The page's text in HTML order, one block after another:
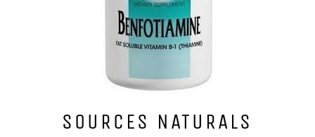
SOURCES NATURALS